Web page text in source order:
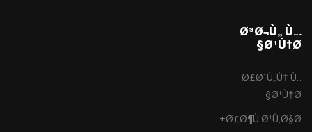
Ø³Ø¬Ù„ Ù…
Ø¹Ù†Ø§
Ø£Ø¹Ù„Ù† Ù…
Ø¹Ù†Ø§
Ø£Ø¶Ù Ø¹Ù‚Ø§Ø±